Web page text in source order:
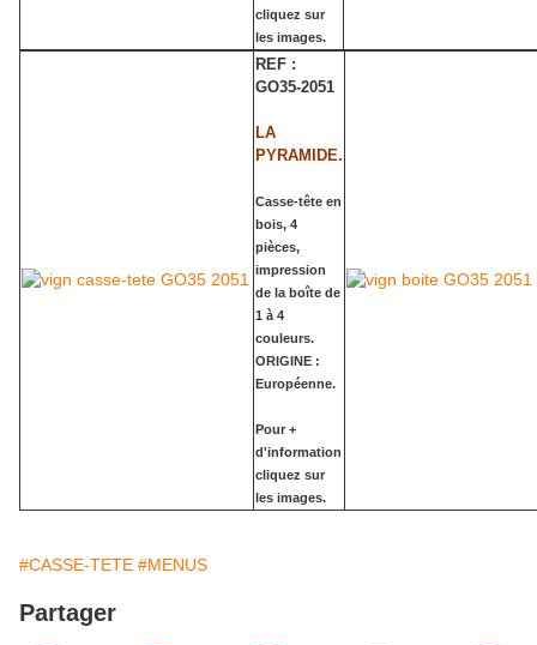
cliquez sur
les images.
REF :
GO35-2051
LA
PYRAMIDE.
Casse-tête en
bois, 4
pièces,
impression
de la boîte de
1 à 4
couleurs.
ORIGINE :
Européenne.
Pour +
d'information
cliquez sur
les images.
#CASSE-TETE #MENUS
Partager